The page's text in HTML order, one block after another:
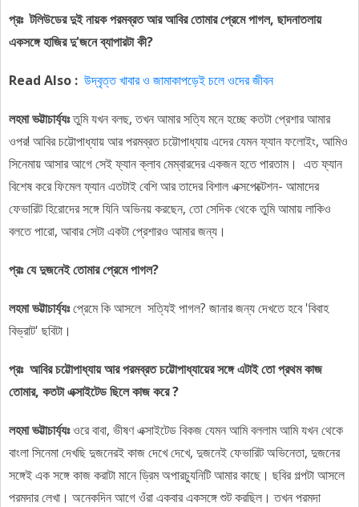
প্রঃ টলিউডের দুই নায়ক পরমব্রত আর আবির তোমার প্রেমে পাগল, ছাদনাতলায়
একসঙ্গে হাজির দু'জনে ব্যাপারটা কী?
Read Also : উদ্বৃত্ত খাবার ও জামাকাপড়েই চলে ওদের জীবন
লহমা ভট্টাচার্য্যঃতুমি যখন বলছ, তখন আমার সত্যি মনে হচ্ছে কতটা প্রেশার আমার
ওপর! আবির চট্টোপাধ্যায় আর পরমব্রত চট্টোপাধ্যায় এদের যেমন ফ্যান ফলোইং, আমিও
সিনেমায় আসার আগে সেই ফ্যান ক্লাব মেম্বারদের একজন হতে পারতাম। এত ফ্যান
বিশেষ করে ফিমেল ফ্যান এতটাই বেশি আর তাদের বিশাল এক্সপেক্টেশন- আমাদের
ফেভারিট হিরোদের সঙ্গে যিনি অভিনয় করছেন, তো সেদিক থেকে তুমি আমায় লাকিও
বলতে পারো, আবার সেটা একটা প্রেশারও আমার জন্য।
প্রঃ যে দুজনেই তোমার প্রেমে পাগল?
লহমা ভট্টাচার্য্যঃপ্রেমে কি আসলে সত্যিই পাগল? জানার জন্য দেখতে হবে 'বিবাহ
বিভ্রাট' ছবিটা।
প্রঃ আবির চট্টোপাধ্যায় আর পরমব্রত চট্টোপাধ্যায়ের সঙ্গে এটাই তো প্রথম কাজ
তোমার, কতটা এক্সাইটেড ছিলে কাজ করে ?
লহমা ভট্টাচার্য্যঃওরে বাবা, ভীষণ এক্সাইটেড বিকজ যেমন আমি বললাম আমি যখন থেকে
বাংলা সিনেমা দেখছি দুজনেরই কাজ দেখে দেখে, দুজনেই ফেভারিট অভিনেতা, দুজনের
সঙ্গেই এক সঙ্গে কাজ করাটা মানে ড্রিম অপারচ্যুনিটি আমার কাছে। ছবির গল্পটা আসলে
পরমদার লেখা। অনেকদিন আগে ওঁরা একবার একসঙ্গে শুট করছিল। তখন পরমদা